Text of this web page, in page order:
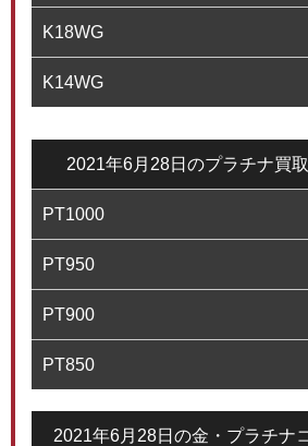
K18WG
K14WG
2021年6月28日のプラチナ買
PT1000
PT950
PT900
PT850
2021年6月28日の金・プラチナ